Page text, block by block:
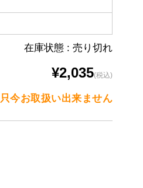
在庫状態 : 売り切れ
¥2,035(税込)
只今お取扱い出来ません